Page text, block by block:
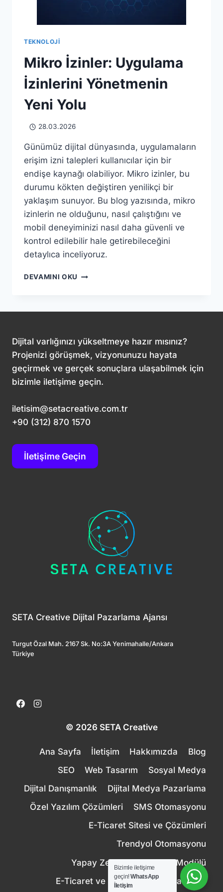
TEKNOLOJI
Mikro İzinler: Uygulama
İzinlerini Yönetmenin
Yeni Yolu
28.03.2026
Günümüz dijital dünyasında, uygulamaların
erişim izni talepleri kullanıcılar için bir
endişe kaynağı olabiliyor. Mikro izinler, bu
durumu kökten değiştiren yenilikçi bir
yaklaşım sunuyor. Bu blog yazısında, mikro
izinlerin ne olduğunu, nasıl çalıştığını ve
mobil deneyiminizi nasıl daha güvenli ve
kontrol edilebilir hale getirebileceğini
detaylıca inceliyoruz.
DEVAMINI OKU MIKRO
YOLU
Dijital varlığınızı yükseltmeye hazır mısınız?
Projenizi görüşmek, vizyonunuzu hayata
geçirmek ve gerçek sonuçlara ulaşabilmek için
bizimle iletişime geçin.
iletisim@setacreative.com.tr
+90 (312) 870 1570
İletişime Geçin
SETA Creative Dijital Pazarlama Ajansı
Turgut Özal Mah. 2167 Sk. No:3A Yenimahalle/Ankara
Türkiye
© 2026 SETA Creative
Ana Sayfa İletişim Hakkımızda
Blog
SEO
Web Tasarım
Sosyal Medya
Dijital Danışmanlık
Dijital Medya Pazarlama
Özel Yazılım Çözümleri
SMS Otomasyonu
E-Ticaret Sitesi ve Çözümleri
Trendyol Otomasyonu
Yapay Zeka Canlı Destek Modülü
E-Ticaret ve Pazaryeri Entegrasyonu
Bizimle iletişime
geçin!WhatsApp
İletişim